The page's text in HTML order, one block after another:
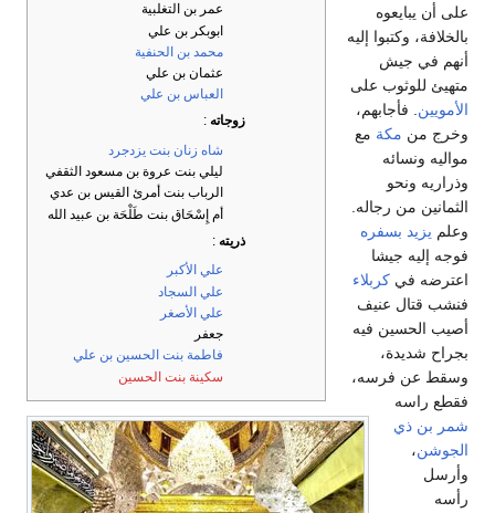
عمر بن التغلبية
ابوبكر بن علي
محمد بن الحنفية
عثمان بن علي
العباس بن علي
زوجاته :
شاه زنان بنت يزدجرد
ليلي بنت عروة بن مسعود الثقفي
الرباب بنت أمرئ القيس بن عدي
أم إِسْحَاق بنت طَلْحَة بن عبيد الله
ذريته :
علي الأكبر
علي السجاد
علي الأصغر
جعفر
فاطمة بنت الحسين بن علي
سكينة بنت الحسين
على أن يبايعوه
بالخلافة، وكتبوا إليه
أنهم في جيش
متهيئ للوثوب على
الأمويين . فأجابهم،
وخرج من مكة مع
مواليه ونسائه
وذراريه ونحو
الثمانين من رجاله.
وعلم يزيد بسفره
فوجه إليه جيشا
اعترضه في كربلاء
فنشب قتال عنيف
أصيب الحسين فيه
بجراح شديدة،
وسقط عن فرسه،
فقطع راسه
شمر بن ذي
الجوشن،
وأرسل
رأسه